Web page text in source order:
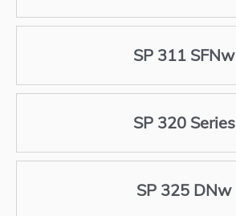
SP 311 SFNw
SP 320 Series
SP 325 DNw